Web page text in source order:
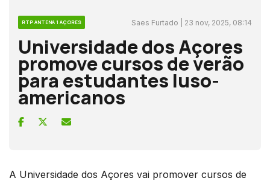
RTP ANTENA 1 AÇORES Saes Furtado | 23 nov, 2025, 08:14
Universidade dos Açores
promove cursos de verão
para estudantes luso-
americanos
A Universidade dos Açores vai promover cursos de